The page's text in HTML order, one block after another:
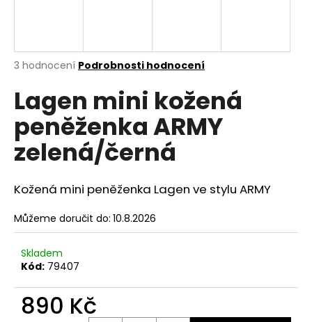
Průměrné
produktu
je
5
hvězdiček.
3 hodnocení Podrobnosti hodnocení
Lagen mini kožená
peněženka ARMY
zelená/černá
Kožená mini peněženka Lagen ve stylu ARMY
Můžeme doručit do: 10.8.2026
Skladem
Kód: 79407
890 Kč
í
t
?
HLEDAT
D
o
p
o
r
u